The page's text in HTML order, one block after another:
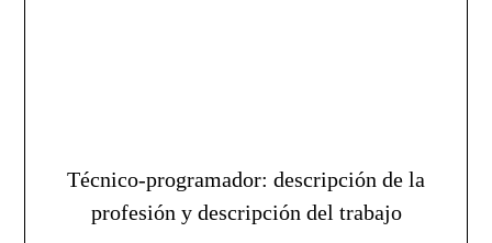
Técnico-programador: descripción de la
profesión y descripción del trabajo